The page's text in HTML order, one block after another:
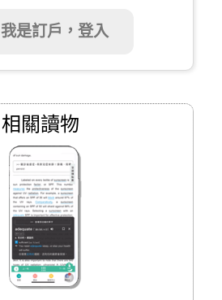
我是訂戶，登入
相關讀物